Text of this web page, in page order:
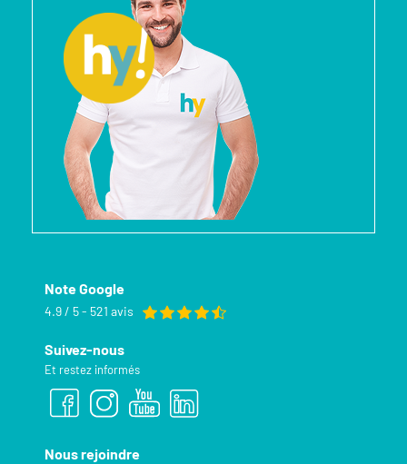
Note Google
4.9 / 5 - 521 avis
Suivez-nous
Et restez informés
Nous rejoindre